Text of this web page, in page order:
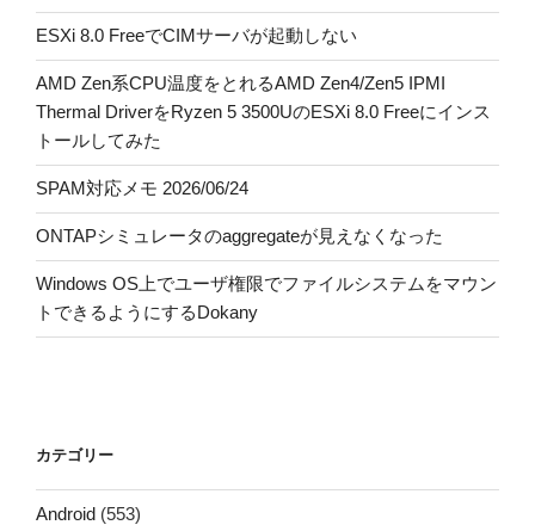
ESXi 8.0 FreeでCIMサーバが起動しない
AMD Zen系CPU温度をとれるAMD Zen4/Zen5 IPMI
Thermal DriverをRyzen 5 3500UのESXi 8.0 Freeにインス
トールしてみた
SPAM対応メモ 2026/06/24
ONTAPシミュレータのaggregateが見えなくなった
Windows OS上でユーザ権限でファイルシステムをマウン
トできるようにするDokany
カテゴリー
Android (553)